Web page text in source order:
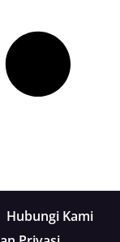
Hubungi Kami